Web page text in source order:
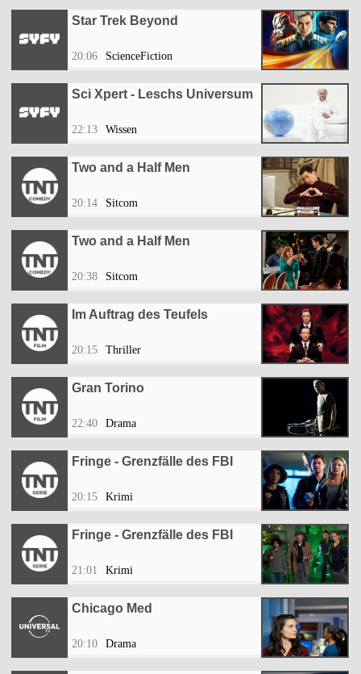
Star Trek Beyond
20:06 ScienceFiction
Sci Xpert - Leschs Universum
22:13 Wissen
Two and a Half Men
20:14 Sitcom
Two and a Half Men
20:38 Sitcom
Im Auftrag des Teufels
20:15 Thriller
Gran Torino
22:40 Drama
Fringe - Grenzfälle des FBI
20:15 Krimi
Fringe - Grenzfälle des FBI
21:01 Krimi
Chicago Med
20:10 Drama